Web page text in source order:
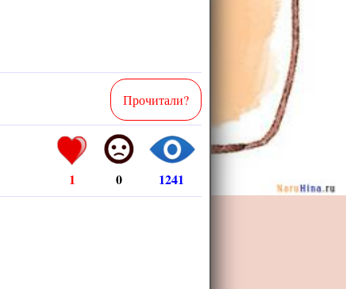
Прочитали?
1 0 1241